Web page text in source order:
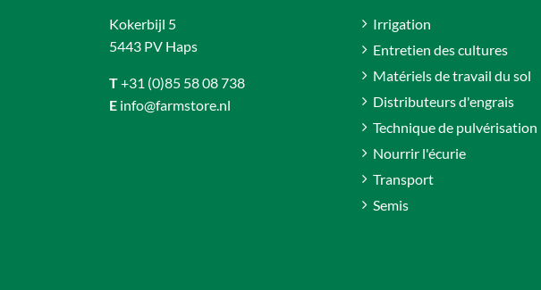
Kokerbijl 5
5443 PV Haps
T+31 (0)85 58 08 738
E info@farmstore.nl
Irrigation
Entretien des cultures
Matériels de travail du sol
Distributeurs d'engrais
Technique de pulvérisation
Nourrir l'écurie
Transport
Semis